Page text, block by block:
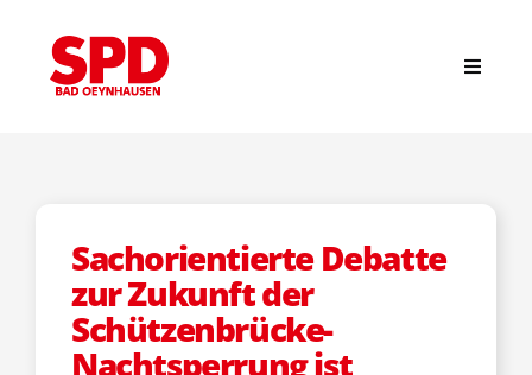
springen
Toggle
News
Sachorientierte Debatte
zur Zukunft der
Schützenbrücke-
Nachtsperrung ist